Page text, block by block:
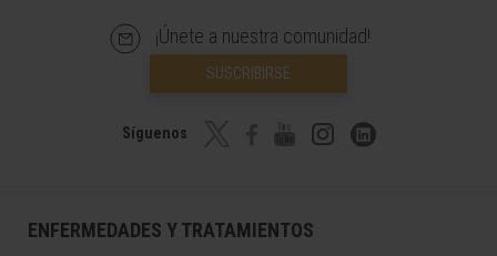
¡Únete a nuestra comunidad!
SUSCRIBIRSE
Síguenos
ENFERMEDADES Y TRATAMIENTOS